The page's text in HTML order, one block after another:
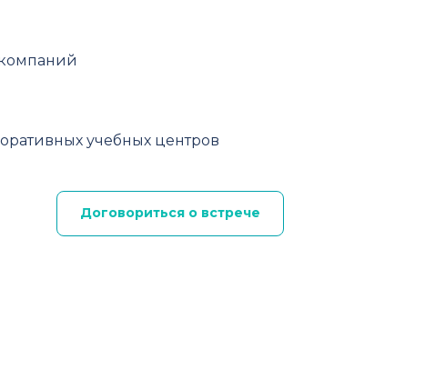
Договориться о встрече
учебных центров